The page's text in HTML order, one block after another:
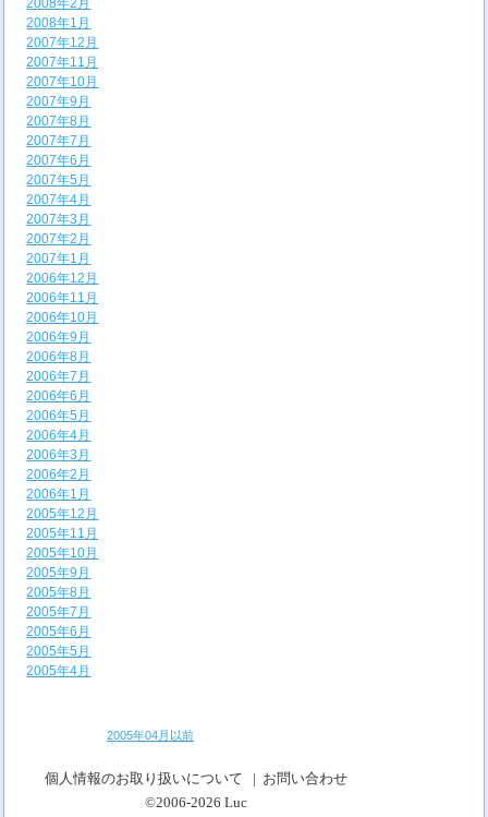
2008年2月
2008年1月
2007年12月
2007年11月
2007年10月
2007年9月
2007年8月
2007年7月
2007年6月
2007年5月
2007年4月
2007年3月
2007年2月
2007年1月
2006年12月
2006年11月
2006年10月
2006年9月
2006年8月
2006年7月
2006年6月
2006年5月
2006年4月
2006年3月
2006年2月
2006年1月
2005年12月
2005年11月
2005年10月
2005年9月
2005年8月
2005年7月
2005年6月
2005年5月
2005年4月
2005年04月以前
個人情報のお取り扱いについて
お問い合わせ
©2006-2026Luc